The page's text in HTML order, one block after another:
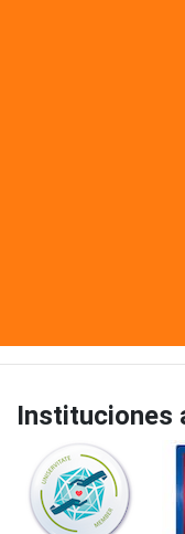
Instituciones